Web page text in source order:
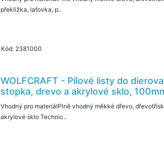
překližka, laťovka, p..
Kód: 2381000
WOLFCRAFT - Pílové listy do
stopka, drevo a akrylové sklo,
Vhodný pro materiálPlně vhodný měkké dřevo,
akrylové sklo Technic..